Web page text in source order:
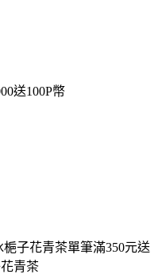
送100P幣
子花青茶單筆滿350元送
青茶